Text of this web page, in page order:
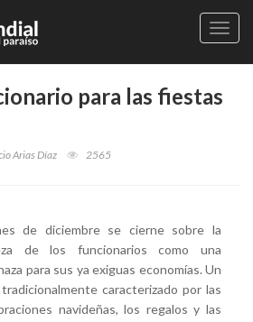
para las fiestas
Arias Díaz 2565
de diciembre se cierne sobre la
de los funcionarios como una
para sus ya exiguas economías. Un
caracterizado por las
navideñas, los regalos y las